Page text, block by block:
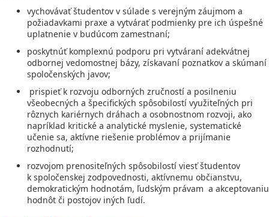
vychovávať študentov v súlade s verejným záujmom a
požiadavkami praxe a vytvárať podmienky pre ich úspešné
uplatnenie v budúcom zamestnaní;
poskytnúť komplexnú podporu pri vytváraní adekvátnej
odbornej vedomostnej bázy, získavaní poznatkov a skúmaní
spoločenských javov;
prispieť k rozvoju odborných zručností a posilneniu
všeobecných a špecifických spôsobilostí využiteľných pri
rôznych kariérnych dráhach a osobnostnom rozvoji, ako
napríklad kritické a analytické myslenie, systematické
učenie sa, aktívne riešenie problémov a prijímanie
rozhodnutí;
rozvojom prenositeľných spôsobilostí viesť študentov
k spoločenskej zodpovednosti, aktívnemu občianstvu,
demokratickým hodnotám, ľudským právam a akceptovaniu
hodnôt či postojov iných ľudí.